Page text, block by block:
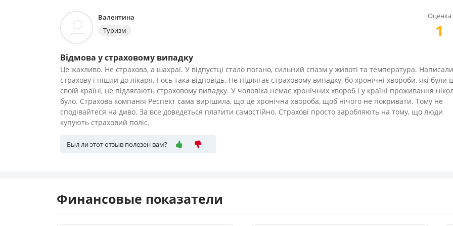
Валентина
Туризм
Оценка
1
Відмова у страховому випадку
Це жахливо. Не страхова, а шахраї. У відпустці стало погано, сильний спазм у животі та температура.
страхову і пішли до лікаря. І ось така відповідь. Не підлягає страховому випадку, бо хронічні хвороби, які були
своїй країні, не підлягають страховому випадку. У чоловіка немає хронічних хвороб і у країні проживання
було. Страхова компанія Респект сама вирішила, що це хронічна хвороба, щоб нічого не покривати. Тому не
сподівайтеся на диво. За все доведеться платити самостійно. Страхові просто заробляють на тому, що люди
купують страховий поліс.
Был ли этот отзыв полезен вам?
Финансовые показатели